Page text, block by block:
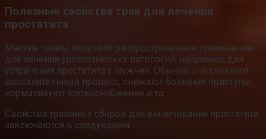
Полезные свойства трав для лечения
простатита
Многие травы получили распространенное применение
для лечения урологических патологий, например, для
устранения простатита у мужчин. Обычно они снимают
воспалительный процесс, снижают болевые приступы,
нормализуют кровоснабжение и тд.
Свойства травяных сборов для вылечивания простатита
заключаются в следующем: